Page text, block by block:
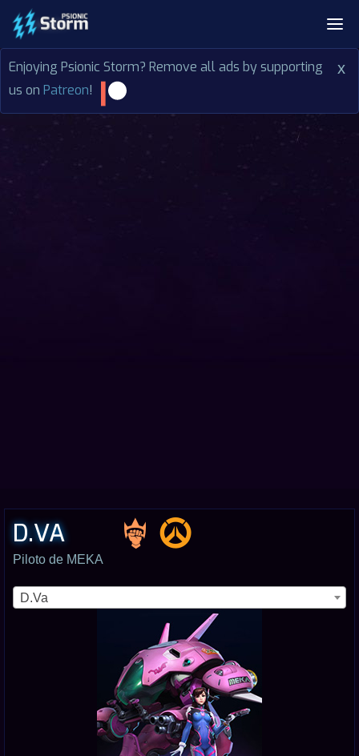
x
Enjoying Psionic Storm? Remove all ads by supporting
us on Patreon!
D.VA
Piloto de MEKA
D.Va